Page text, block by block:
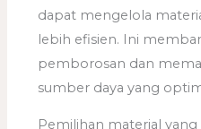
dapat mengelola
lebih efisien. Ini
pemborosan dan
sumber daya yang
Pemilihan material yang